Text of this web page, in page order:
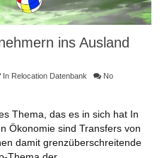
ins Ausland
In Relocation Datenbank
No
Thema, das es in sich hat In
Ökonomie sind Transfers von
damit grenzüberschreitende